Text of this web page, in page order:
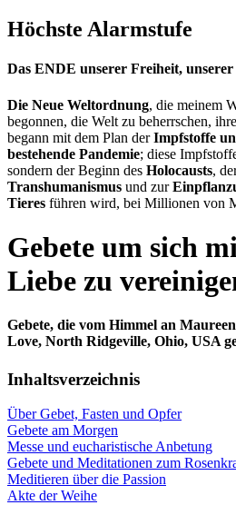
Höchste Alarmstufe
Das ENDE unserer Freiheit, unserer
Die Neue Weltordnung, die meinem
begonnen, die Welt zu beherrschen, ihre
begann mit dem Plan derImpfstoffe
bestehende Pandemie; diese
sondern der Beginn des Holocausts,
Transhumanismus und zur
Tieres führen wird, bei Millionen von
Gebete um sich
Liebe zu
Gebete, die vom Himmel an
Love, North Ridgeville, Ohio, USA
Inhaltsverzeichnis
Über Gebet, Fasten und Opfer
Gebete am Morgen
Messe und eucharistische Anbetung
Gebete und Meditationen zum
Meditieren über die Passion
Akte der Weihe